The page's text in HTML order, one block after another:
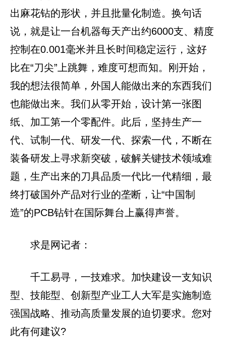
出麻花钻的形状，并且批量化制造。换句话
说，就是让一台机器每天产出约6000支、精度
控制在0.001毫米并且长时间稳定运行，这好
比在“刀尖”上跳舞，难度可想而知。刚开始，
我的想法很简单，外国人能做出来的东西我们
也能做出来。我们从零开始，设计第一张图
纸、加工第一个零配件。此后，坚持生产一
代、试制一代、研发一代、探索一代，不断在
装备研发上寻求新突破，破解关键技术领域难
题，生产出来的刀具品质一代比一代精细，最
终打破国外产品对行业的垄断，让“中国制
造”的PCB钻针在国际舞台上赢得声誉。
求是网记者：
千工易寻，一技难求。加快建设一支知识
型、技能型、创新型产业工人大军是实施制造
强国战略、推动高质量发展的迫切要求。您对
此有何建议?